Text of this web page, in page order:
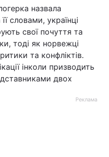
назвала
словами, українці
свої почуття та
тоді як норвежці
та конфліктів.
інколи призводить
двох
Реклама